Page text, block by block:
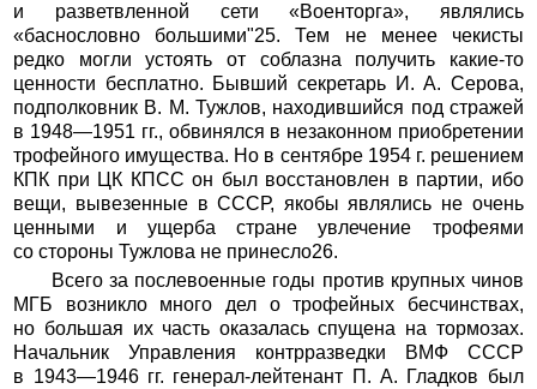
и разветвленной сети «Военторга», являлись
«баснословно большими"25. Тем не менее чекисты
редко могли устоять от соблазна получить какие-то
ценности бесплатно. Бывший секретарь И. А. Серова,
подполковник В. М. Тужлов, находившийся под стражей
в 1948—1951 гг., обвинялся в незаконном приобретении
трофейного имущества. Но в сентябре 1954 г. решением
КПК при ЦК КПСС он был восстановлен в партии, ибо
вещи, вывезенные в СССР, якобы являлись не очень
ценными и ущерба стране увлечение трофеями
со стороны Тужлова не принесло26.
Всего за послевоенные годы против крупных чинов
МГБ возникло много дел о трофейных бесчинствах,
но большая их часть оказалась спущена на тормозах.
Начальник Управления контрразведки ВМФ СССР
в 1943—1946 гг. генерал-лейтенант П. А. Гладков был